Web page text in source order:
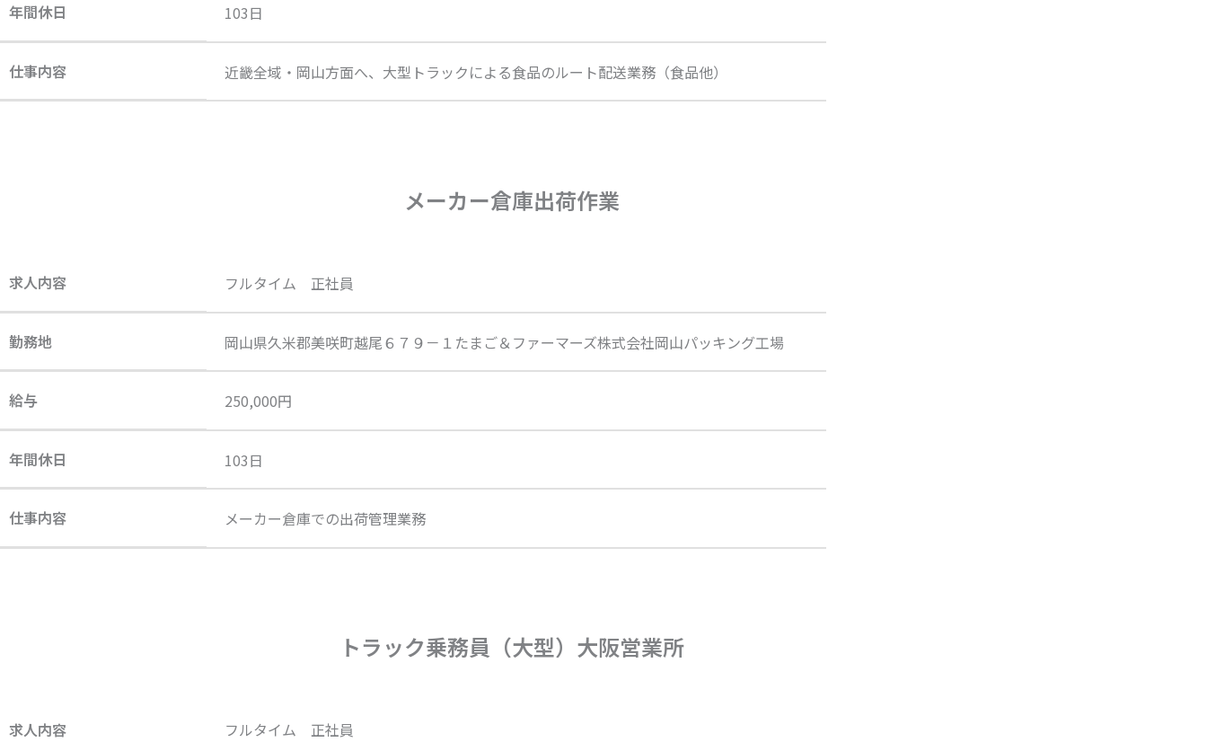
年間休日 103日
仕事内容 近畿全域・岡山方面へ、大型トラックによる食品のルート配送業務（食品他）
メーカー倉庫出荷作業
求人内容 フルタイム 正社員
勤務地 岡山県久米郡美咲町越尾６７９－１たまご＆ファーマーズ株式会社岡山パッキング工場
給与 250,000円
年間休日 103日
仕事内容 メーカー倉庫での出荷管理業務
トラック乗務員（大型）大阪営業所
求人内容 フルタイム 正社員